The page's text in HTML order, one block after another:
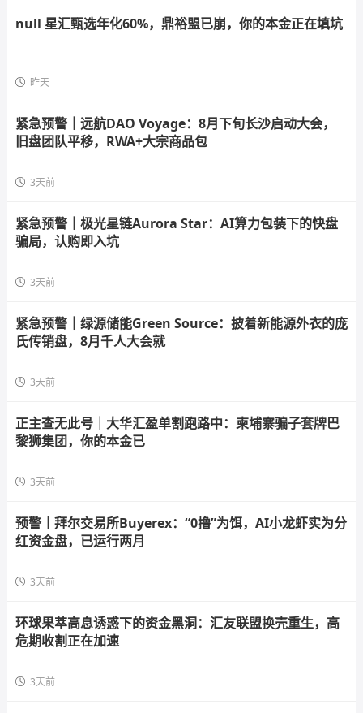
null 星汇甄选年化60%，鼎裕盟已崩，你的本金正在填坑
昨天
紧急预警｜远航DAO Voyage：8月下旬长沙启动大会，
旧盘团队平移，RWA+大宗商品包
3天前
紧急预警｜极光星链Aurora Star：AI算力包装下的快盘
骗局，认购即入坑
3天前
紧急预警｜绿源储能Green Source：披着新能源外衣的庞
氏传销盘，8月千人大会就
3天前
正主查无此号｜大华汇盈单割跑路中：柬埔寨骗子套牌巴
黎狮集团，你的本金已
3天前
预警｜拜尔交易所Buyerex：“0撸”为饵，AI小龙虾实为分
红资金盘，已运行两月
3天前
环球果萃高息诱惑下的资金黑洞：汇友联盟换壳重生，高
危期收割正在加速
3天前